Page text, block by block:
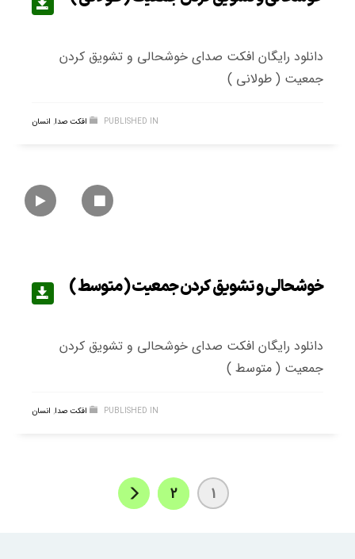
دانلود رایگان افکت صدای خوشحالی و تشویق کردن
جمعیت ( طولانی )
PUBLISHED IN افکت صدا, انسان
خوشحالی و تشویق کردن جمعیت ( متوسط )
دانلود رایگان افکت صدای خوشحالی و تشویق کردن
جمعیت ( متوسط )
PUBLISHED IN افکت صدا, انسان
1
2